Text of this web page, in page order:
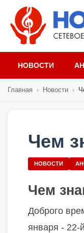
НОВОСТИ
Главная › Новости ›
Чем
НОВОСТИ
Чем
Доброго
января - 22-